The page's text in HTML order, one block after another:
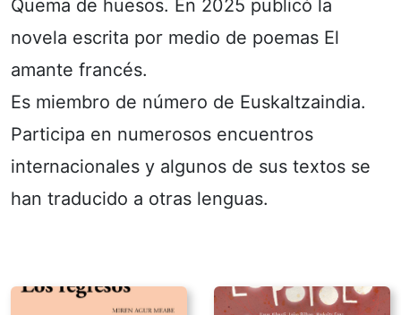
Quema de huesos. En 2025 publicó la
novela escrita por medio de poemas El
amante francés.
Es miembro de número de Euskaltzaindia.
Participa en numerosos encuentros
internacionales y algunos de sus textos se
han traducido a otras lenguas.